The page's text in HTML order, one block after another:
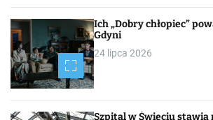
Ich „Dobry chłopiec”
Gdyni
24 lipca 2026
Szpital w Świeciu stawia